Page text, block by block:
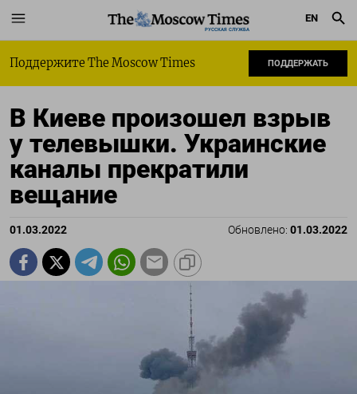
РУССКАЯ СЛУЖБА
EN
Поддержите The Moscow Times ПОДДЕРЖАТЬ
В Киеве произошел взрыв
у телевышки. Украинские
каналы прекратили
вещание
01.03.2022 Обновлено: 01.03.2022